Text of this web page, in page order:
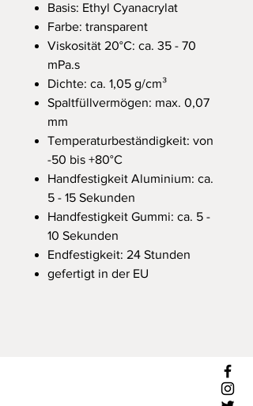
Basis: Ethyl Cyanacrylat
Farbe: transparent
Viskosität 20°C: ca. 35 - 70
mPa.s
Dichte: ca. 1,05 g/cm³
Spaltfüllvermögen: max. 0,07
mm
Temperaturbeständigkeit: von
-50 bis +80°C
Handfestigkeit Aluminium: ca.
5 - 15 Sekunden
Handfestigkeit Gummi: ca. 5 -
10 Sekunden
Endfestigkeit: 24 Stunden
gefertigt in der EU